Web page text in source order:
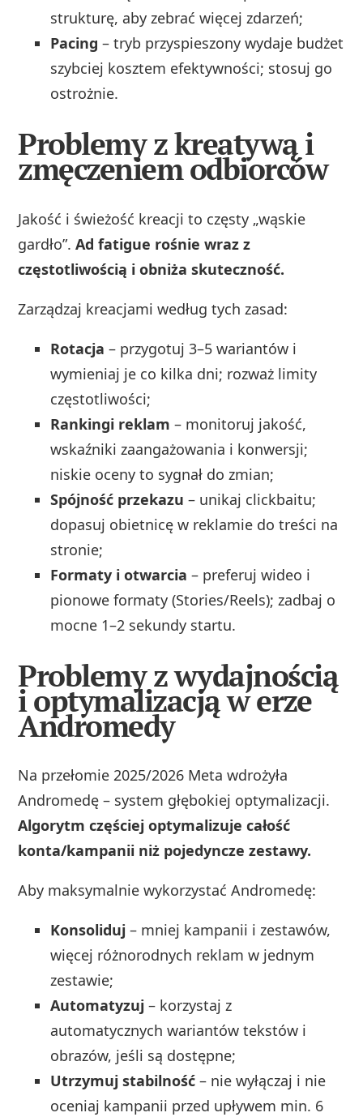
strukturę, aby zebrać więcej zdarzeń;
Pacing – tryb przyspieszony wydaje budżet
szybciej kosztem efektywności; stosuj go
ostrożnie.
Problemy z kreatywą i
zmęczeniem odbiorców
Jakość i świeżość kreacji to częsty „wąskie
gardło”.Ad fatigue rośnie wraz z
częstotliwością i obniża skuteczność.
Zarządzaj kreacjami według tych zasad:
Rotacja – przygotuj 3–5 wariantów i
wymieniaj je co kilka dni; rozważ limity
częstotliwości;
Rankingi reklam – monitoruj jakość,
wskaźniki zaangażowania i konwersji;
niskie oceny to sygnał do zmian;
Spójność przekazu – unikaj clickbaitu;
dopasuj obietnicę w reklamie do treści na
stronie;
Formaty i otwarcia – preferuj wideo i
pionowe formaty (Stories/Reels); zadbaj o
mocne 1–2 sekundy startu.
Problemy z wydajnością
i optymalizacją w erze
Andromedy
Na przełomie 2025/2026 Meta wdrożyła
Andromedę – system głębokiej optymalizacji.
Algorytm częściej optymalizuje całość
konta/kampanii niż pojedyncze zestawy.
Aby maksymalnie wykorzystać Andromedę:
Konsoliduj – mniej kampanii i zestawów,
więcej różnorodnych reklam w jednym
zestawie;
Automatyzuj – korzystaj z
automatycznych wariantów tekstów i
obrazów, jeśli są dostępne;
Utrzymuj stabilność – nie wyłączaj i nie
oceniaj kampanii przed upływem min. 6